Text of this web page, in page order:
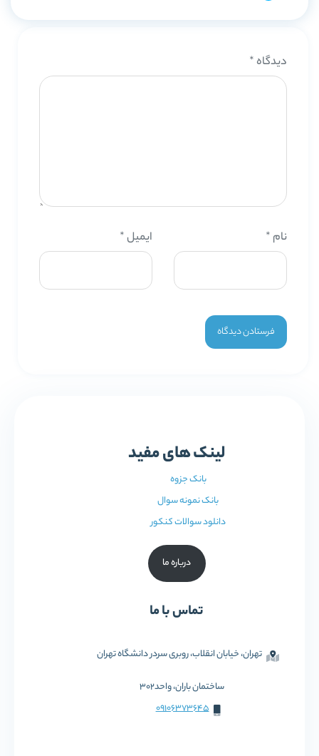
دیدگاه *
نام * ایمیل*
لینک های مفید
بانک جزوه
بانک نمونه سوال
دانلود سوالات کنکور
درباره ما
تماس با ما
تهران، خیابان انقلاب، روبری سردر دانشگاه تهران
ساختمان باران، واحد302
09106373645